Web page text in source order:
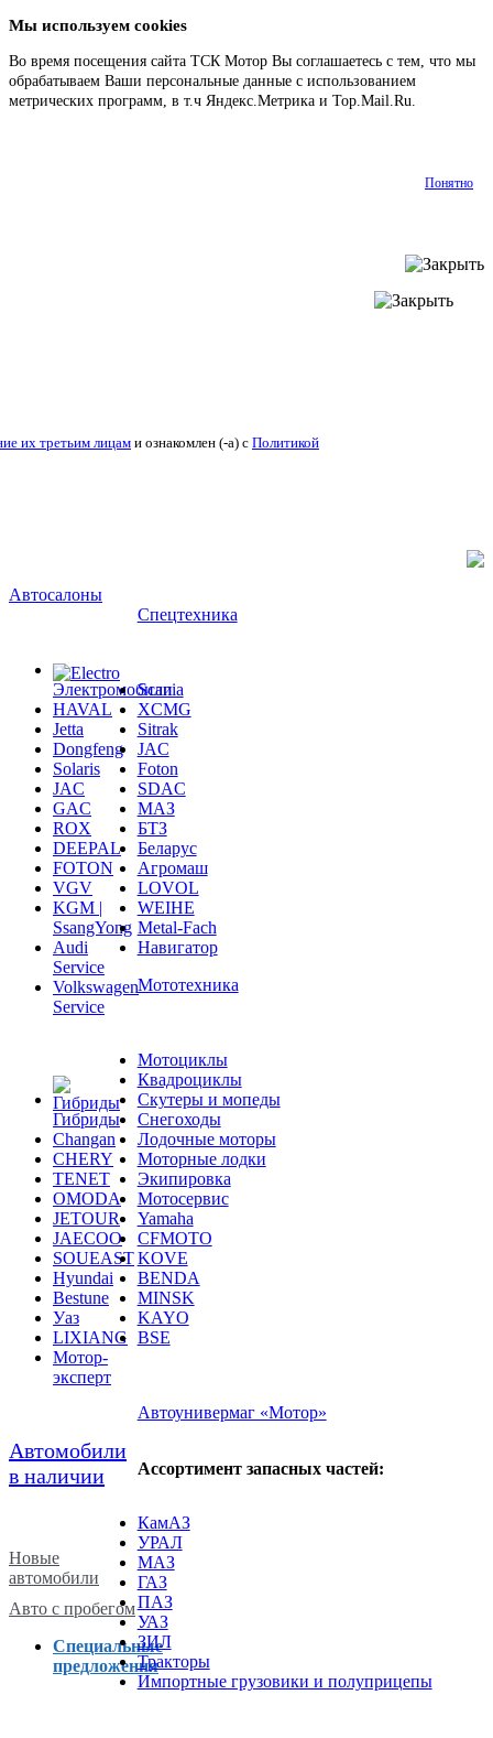
Мы используем cookies
Во время посещения сайта ТСК Мотор Вы соглашаетесь с тем, что мы
обрабатываем Ваши персональные данные с использованием
метрических программ, в т.ч Яндекс.Метрика и Top.Mail.Ru.
Понятно
их третьим лицами ознакомлен (-а) cПолитикой конфиденциальности
Электромобили
HAVAL
Jetta
Dongfeng
Solaris
JAC
GAC
ROX
DEEPAL
FOTON
VGV
KGM |
SsangYong
Audi
Service
Volkswagen
Service
Гибриды
Changan
CHERY
TENET
OMODA
JETOUR
JAECOO
SOUEAST
Hyundai
Bestune
Уаз
LIXIANG
Мотор-
эксперт
в наличии
автомобили
Авто с пробегом
Специальные
предложения
XCMG
Sitrak
JAC
Foton
SDAC
МАЗ
БТЗ
Беларус
Агромаш
LOVOL
WEIHE
Metal-Fach
Навигатор
Квадроциклы
Скутеры и мопеды
Снегоходы
Лодочные моторы
Моторные лодки
Экипировка
Мотосервис
Yamaha
CFMOTO
KOVE
BENDA
MINSK
KAYO
BSE
УРАЛ
МАЗ
ГАЗ
ПАЗ
УАЗ
ЗИЛ
Тракторы
Импортные грузовики и полуприцепы